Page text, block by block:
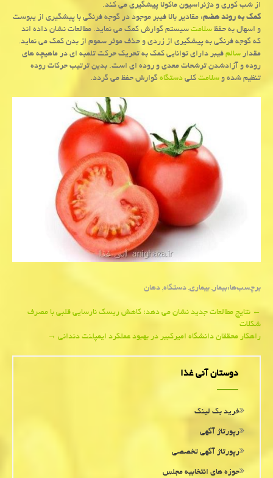
از شب كوری و دژنراسیون ماكولا پیشگیری می كند.
كمك به روند هضم: مقادیر بالا فیبر موجود در گوجه فرنگی با پیشگیری از یبوست
و اسهال به حفظسلامتسیستم گوارش كمك می نماید. مطالعات نشان داده اند
كه گوجه فرنگی به پیشگیری از زردی و حذف موثر سموم از بدن كمك می نماید.
مقدارسالمفیبر دارای توانایی كمك به تحریك حركت تلمبه ای در ماهیچه های
روده و آزادشدن ترشحات معدی و روده ای است. بدین ترتیب حركات روده
تنظیم شده وسلامتكلیدستگاهگوارش حفظ می گردد.
برچسب‌ها:بیمار,بیماری,دستگاه,دهان
Post
navigation
←نتایج مطالعات جدید نشان می دهد؛ كاهش ریسك نارسایی قلبی با مصرف
شكلات
راهكار محققان دانشگاه امیركبیر در بهبود عملكرد ایمپلنت دندانی→
دوستان آنی غذا
خرید بک لینک
رپورتاژ آگهی
رپورتاژ آگهی تخصصی
حوزه های انتخابیه مجلس